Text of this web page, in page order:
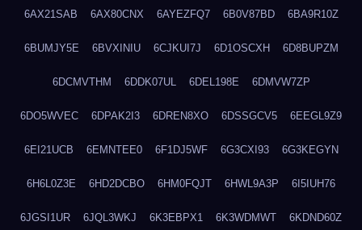
6AX21SAB 6AX80CNX 6AYEZFQ7 6B0V87BD 6BA9R10Z
6BUMJY5E 6BVXINIU 6CJKUI7J 6D1OSCXH 6D8BUPZM
6DCMVTHM 6DDK07UL 6DEL198E 6DMVW7ZP
6DO5WVEC 6DPAK2I3 6DREN8XO 6DSSGCV5 6EEGL9Z9
6EI21UCB 6EMNTEE0 6F1DJ5WF 6G3CXI93 6G3KEGYN
6H6L0Z3E 6HD2DCBO 6HM0FQJT 6HWL9A3P 6I5IUH76
6JGSI1UR 6JQL3WKJ 6K3EBPX1 6K3WDMWT 6KDND60Z